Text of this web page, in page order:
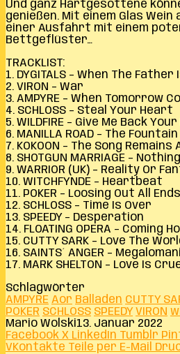
Und ganz Hartgesottene
genießen. Mit einem Glas Wein
einer Ausfahrt mit einem
Bettgeflüster…
TRACKLIST:
1. DYGITALS – When The Father
2. VIRON – War
3. AMPYRE – When Tomorrow
4. SCHLOSS – Steal Your Heart
5. WILDFIRE – Give Me Back
6. MANILLA ROAD – The Fountain
7. KOKOON – The Song Remains
8. SHOTGUN MARRIAGE –
9. WARRIOR (UK) – Reality Or
10. WITCHFYNDE – Heartbeat
11. POKER – Loosing Out All
12. SCHLOSS – Time Is Over
13. SPEEDY – Desperation
14. FLOATING OPERA – Coming
15. CUTTY SARK – Love The
16. SAINTS´ ANGER –
17. MARK SHELTON – Love Is
Schlagwörter
AMPYRE Aor Balladen CUTTY
POKER SCHLOSS SPEEDY VIRON
Mario Wolski13. Januar 2022
Facebook X LinkedIn Tumblr
VKontakte Teile per E-Mail